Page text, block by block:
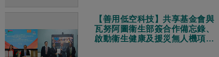
【善用低空科技】共享基金會與
瓦努阿圖衞生部簽合作備忘錄、
啟動衞生健康及援災無人機項目